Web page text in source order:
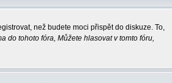
než budete moci přispět do diskuze. To,
do tohoto fóra, Můžete hlasovat v tomto fóru,